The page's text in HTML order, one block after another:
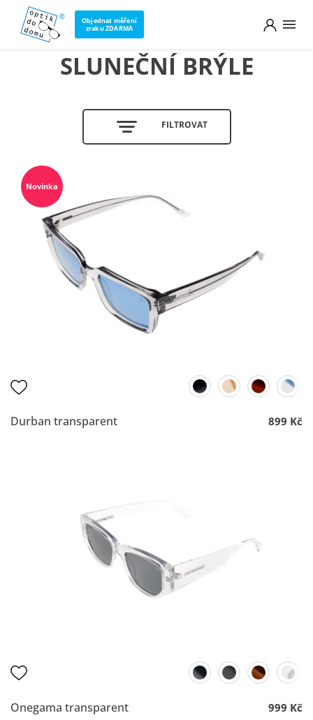
Objednat měření
zraku ZDARMA
SLUNEČNÍ BRÝLE
FILTROVAT
Novinka
Durban transparent 899 Kč
Onegama transparent 999 Kč